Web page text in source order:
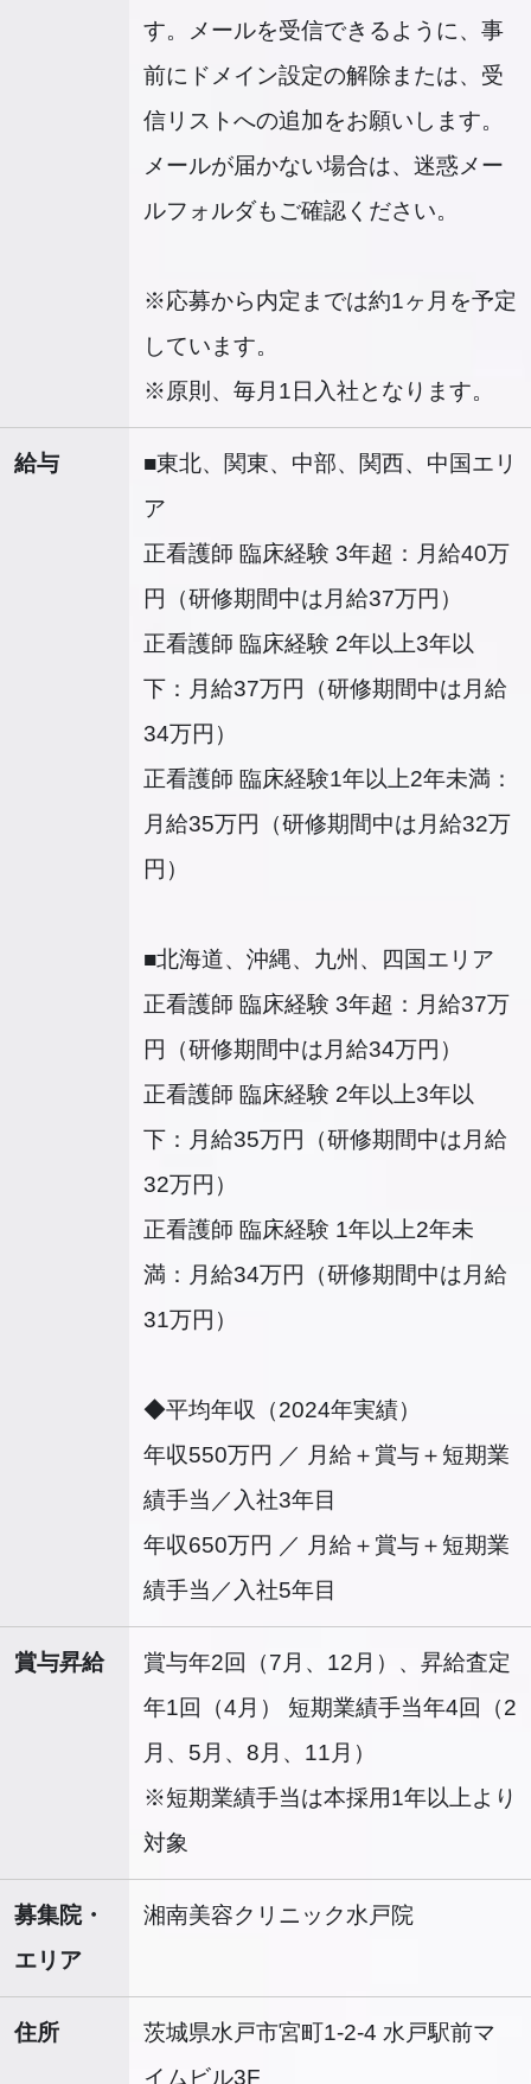
す。メールを受信できるように、事
前にドメイン設定の解除または、受
信リストへの追加をお願いします。
メールが届かない場合は、迷惑メー
ルフォルダもご確認ください。
※応募から内定までは約1ヶ月を予定
しています。
※原則、毎月1日入社となります。
給与
■東北、関東、中部、関西、中国エリ
ア
正看護師 臨床経験 3年超：月給40万
円（研修期間中は月給37万円）
正看護師 臨床経験 2年以上3年以
下：月給37万円（研修期間中は月給
34万円）
正看護師 臨床経験1年以上2年未満：
月給35万円（研修期間中は月給32万
円）
■北海道、沖縄、九州、四国エリア
正看護師 臨床経験 3年超：月給37万
円（研修期間中は月給34万円）
正看護師 臨床経験 2年以上3年以
下：月給35万円（研修期間中は月給
32万円）
正看護師 臨床経験 1年以上2年未
満：月給34万円（研修期間中は月給
31万円）
◆平均年収（2024年実績）
年収550万円 ／ 月給＋賞与＋短期業
績手当／入社3年目
年収650万円 ／ 月給＋賞与＋短期業
績手当／入社5年目
賞与昇給
賞与年2回（7月、12月）、昇給査定
年1回（4月） 短期業績手当年4回（2
月、5月、8月、11月）
※短期業績手当は本採用1年以上より
対象
募集院・
エリア
湘南美容クリニック水戸院
住所
茨城県水戸市宮町1-2-4 水戸駅前マ
イムビル3F